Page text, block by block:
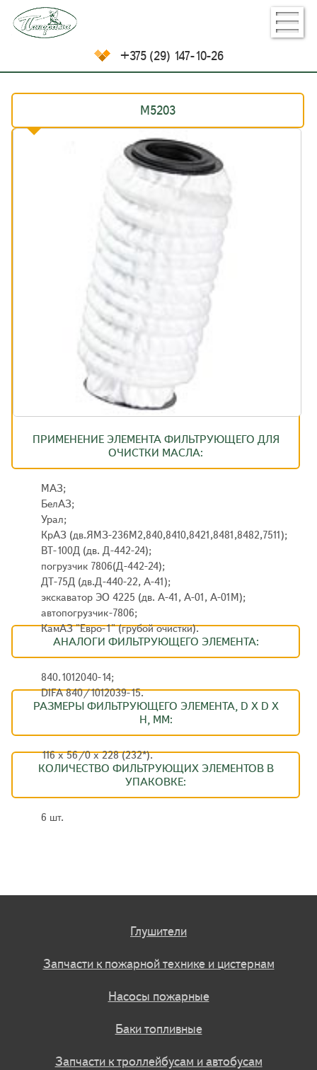
+375 (29) 147-10-26
М5203
ПРИМЕНЕНИЕ ЭЛЕМЕНТА ФИЛЬТРУЮЩЕГО ДЛЯ
ОЧИСТКИ МАСЛА:
МАЗ;
БелАЗ;
Урал;
КрАЗ (дв.ЯМЗ-236М2,840,8410,8421,8481,8482,7511);
ВТ-100Д (дв. Д-442-24);
погрузчик 7806(Д-442-24);
ДТ-75Д (дв.Д-440-22, А-41);
экскаватор ЭО 4225 (дв. А-41, А-01, А-01М);
автопогрузчик-7806;
КамАЗ "Евро-1" (грубой очистки).
АНАЛОГИ ФИЛЬТРУЮЩЕГО ЭЛЕМЕНТА:
840.1012040-14;
DIFA 840/1012039-15.
РАЗМЕРЫ ФИЛЬТРУЮЩЕГО ЭЛЕМЕНТА, D X D X
H, ММ:
116 х 56/0 х 228 (232*).
КОЛИЧЕСТВО ФИЛЬТРУЮЩИХ ЭЛЕМЕНТОВ В
УПАКОВКЕ:
6 шт.
Глушители
Запчасти к пожарной технике и цистернам
Насосы пожарные
Баки топливные
Запчасти к троллейбусам и автобусам